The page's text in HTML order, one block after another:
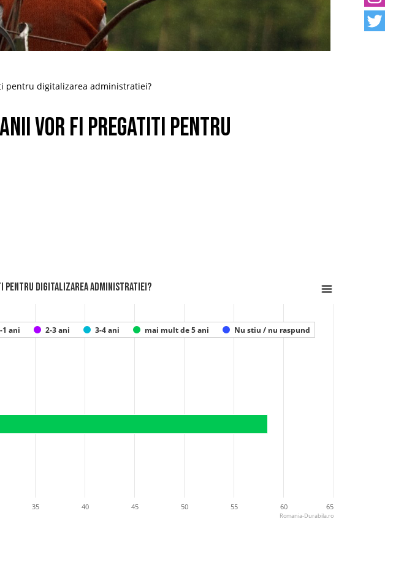
pentru digitalizarea administratiei?
vor fi pregatiti pentru
pentru digitalizarea administratiei?
1 ani 2-3 ani 3-4 ani mai mult de 5 ani Nu stiu / nu raspund
35 40 45 50 55 60 65
Romania-Durabila.ro